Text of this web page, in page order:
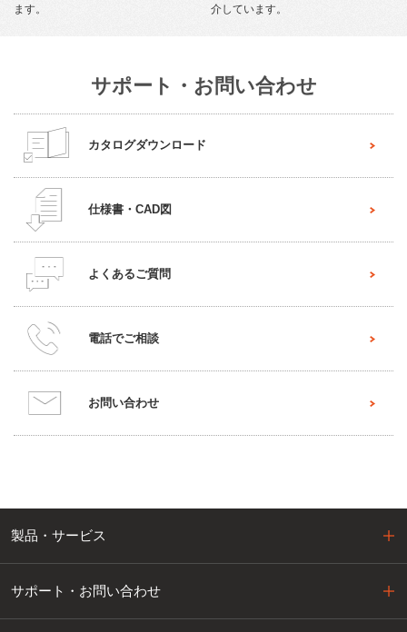
ます。
介しています。
サポート・お問い合わせ
カタログダウンロード
仕様書・CAD図
よくあるご質問
電話でご相談
お問い合わせ
製品・サービス
サポート・お問い合わせ